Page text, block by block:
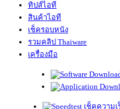
ทิปส์ไอที
สินค้าไอที
เช็ครอบหนัง
รวมคลิป Thaiware
เครื่องมือ
เช็คความเ